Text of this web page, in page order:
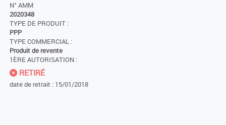
N° AMM
2020348
TYPE DE PRODUIT :
PPP
TYPE COMMERCIAL :
Produit de revente
1ÈRE AUTORISATION :
RETIRÉ
date de retrait : 15/01/2018